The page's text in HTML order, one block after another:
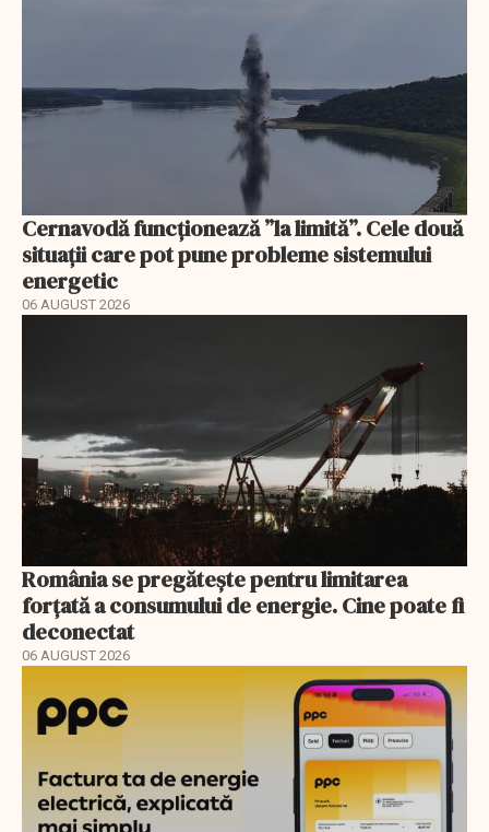
Cernavodă funcționează ”la limită”. Cele două
situații care pot pune probleme sistemului
energetic
06 AUGUST 2026
România se pregătește pentru limitarea
forțată a consumului de energie. Cine poate fi
deconectat
06 AUGUST 2026